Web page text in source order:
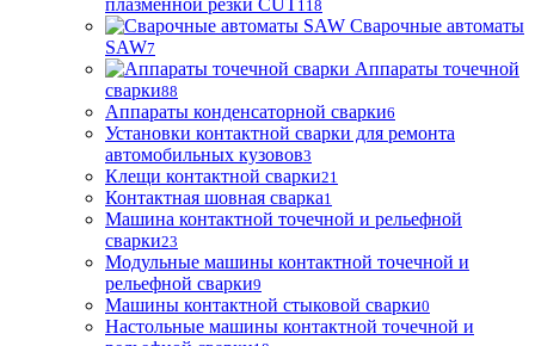
плазменной резки CUT118
Сварочные автоматы
SAW7
Аппараты точечной
сварки88
Аппараты конденсаторной сварки6
Установки контактной сварки для ремонта
автомобильных кузовов3
Клещи контактной сварки21
Контактная шовная сварка1
Машина контактной точечной и рельефной
сварки23
Модульные машины контактной точечной и
рельефной сварки9
Машины контактной стыковой сварки0
Настольные машины контактной точечной и